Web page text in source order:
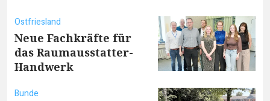
Ostfriesland
Neue Fachkräfte für
das Raumausstatter-
Handwerk
Bunde